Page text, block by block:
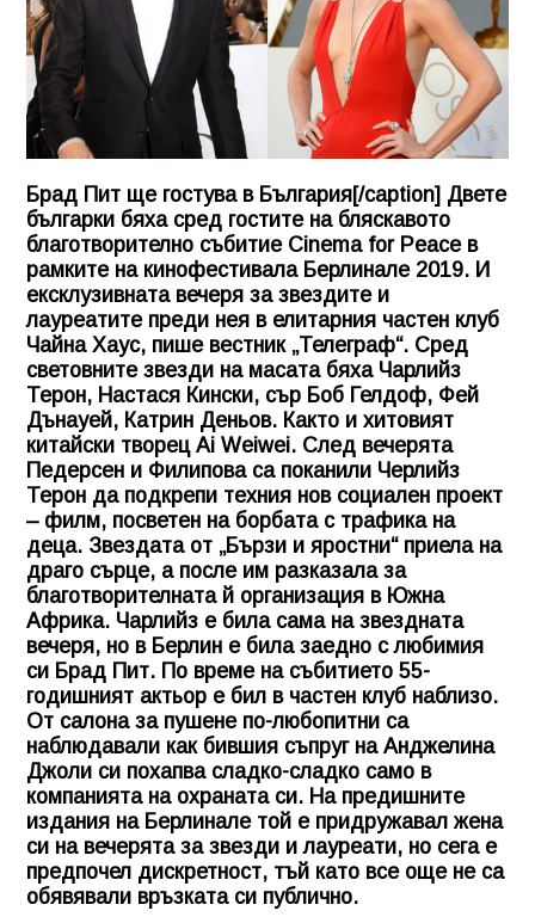
Брад Пит ще гостува в България[/caption] Двете
българки бяха сред гостите на бляскавото
благотворително събитие Cinema for Peace в
рамките на кинофестивала Берлинале 2019. И
ексклузивната вечеря за звездите и
лауреатите преди нея в елитарния частен клуб
Чайна Хаус, пише вестник „Телеграф“. Сред
световните звезди на масата бяха Чарлийз
Терон, Настася Кински, сър Боб Гелдоф, Фей
Дънауей, Катрин Деньов. Както и хитовият
китайски творец Ai Weiwei. След вечерята
Педерсен и Филипова са поканили Черлийз
Терон да подкрепи техния нов социален проект
– филм, посветен на борбата с трафика на
деца. Звездата от „Бързи и яростни“ приела на
драго сърце, а после им разказала за
благотворителната й организация в Южна
Африка. Чарлийз е била сама на звездната
вечеря, но в Берлин е била заедно с любимия
си Брад Пит. По време на събитието 55-
годишният актьор е бил в частен клуб наблизо.
От салона за пушене по-любопитни са
наблюдавали как бившия съпруг на Анджелина
Джоли си похапва сладко-сладко само в
компанията на охраната си. На предишните
издания на Берлинале той е придружавал жена
си на вечерята за звезди и лауреати, но сега е
предпочел дискретност, тъй като все още не са
обявявали връзката си публично.